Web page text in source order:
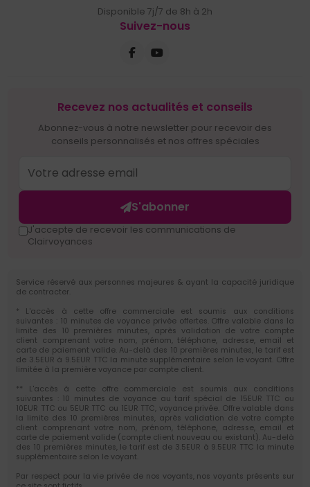
Disponible 7j/7 de 8h à 2h
Suivez-nous
Recevez nos actualités et conseils
Abonnez-vous à notre newsletter pour recevoir des
conseils personnalisés et nos offres spéciales
S'abonner
J'accepte de recevoir les communications de
Clairvoyances
Service réservé aux personnes majeures & ayant la capacité juridique
de contracter.
* L'accès à cette offre commerciale est soumis aux conditions
suivantes : 10 minutes de voyance privée offertes. Offre valable dans la
limite des 10 premières minutes, après validation de votre compte
client comprenant votre nom, prénom, téléphone, adresse, email et
carte de paiement valide. Au-delà des 10 premières minutes, le tarif est
de 3.5EUR à 9.5EUR TTC la minute supplémentaire selon le voyant. Offre
limitée à la première voyance par compte client.
** L'accès à cette offre commerciale est soumis aux conditions
suivantes : 10 minutes de voyance au tarif spécial de 15EUR TTC ou
10EUR TTC ou 5EUR TTC ou 1EUR TTC, voyance privée. Offre valable dans
la limite des 10 premières minutes, après validation de votre compte
client comprenant votre nom, prénom, téléphone, adresse, email et
carte de paiement valide (compte client nouveau ou existant). Au-delà
des 10 premières minutes, le tarif est de 3.5EUR à 9.5EUR TTC la minute
supplémentaire selon le voyant.
Par respect pour la vie privée de nos voyants, nos voyants présents sur